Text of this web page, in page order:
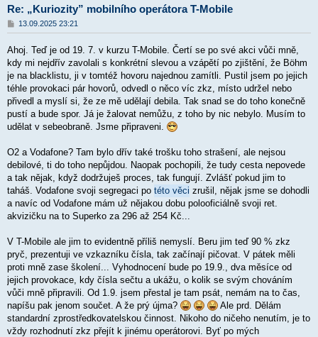
Re: „Kuriozity” mobilního operátora T-Mobile
P
ř
s
p
ě
v
e
k
13.09.2025 23:21
Ahoj. Teď je od 19. 7. v kurzu T-Mobile. Čertí se po své akci vůči mně,
kdy mi nejdřív zavolali s konkrétní slevou a vzápětí po zjištění, že Böhm
je na blacklistu, ji v tomtéž hovoru najednou zamítli. Pustil jsem po jejich
téhle provokaci pár hovorů, odvedl o něco víc zkz, místo udržel nebo
přivedl a myslí si, že ze mě udělají debila. Tak snad se do toho konečně
pustí a bude spor. Já je žalovat nemůžu, z toho by nic nebylo. Musím to
udělat v sebeobraně. Jsme připraveni.
O2 a Vodafone? Tam bylo dřív také trošku toho strašení, ale nejsou
debilové, ti do toho nepůjdou. Naopak pochopili, že tudy cesta nepovede
a tak nějak, když dodržuješ proces, tak fungují. Zvlášť pokud jim to
taháš. Vodafone svoji segregaci po této věci zrušil, nějak jsme se dohodli
a navíc od Vodafone mám už nějakou dobu polooficiálně svoji ret.
akvizičku na to Superko za 296 až 254 Kč...
V T-Mobile ale jim to evidentně příliš nemyslí. Beru jim teď 90 % zkz
pryč, prezentuji ve vzkazníku čísla, tak začínají pičovat. V pátek měli
proti mně zase školení... Vyhodnocení bude po 19.9., dva měsíce od
jejich provokace, kdy čísla sečtu a ukážu, o kolik se svým chováním
vůči mně připravili. Od 1.9. jsem přestal je tam psát, nemám na to čas,
napíšu pak jenom součet. A že prý újma?
Ale prd. Dělám
standardní zprostředkovatelskou činnost. Nikoho do ničeho nenutím, je to
vždy rozhodnutí zkz přejít k jinému operátorovi. Byť po mých